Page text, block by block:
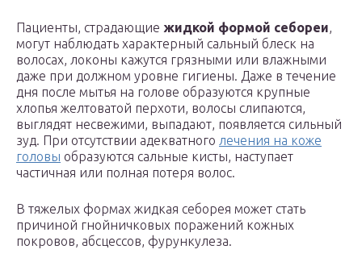
Пациенты, страдающие жидкой формой себореи,
могут наблюдать характерный сальный блеск на
волосах, локоны кажутся грязными или влажными
даже при должном уровне гигиены. Даже в течение
дня после мытья на голове образуются крупные
хлопья желтоватой перхоти, волосы слипаются,
выглядят несвежими, выпадают, появляется сильный
зуд. При отсутствии адекватного лечения на коже
головы образуются сальные кисты, наступает
частичная или полная потеря волос.
В тяжелых формах жидкая себорея может стать
причиной гнойничковых поражений кожных
покровов, абсцессов, фурункулеза.